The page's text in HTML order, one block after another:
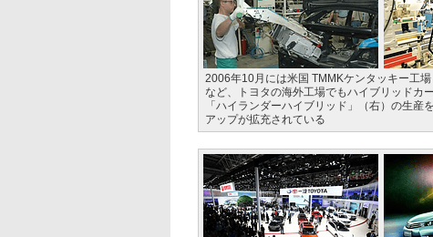
2006年10月には米国 TMMKケンタッキー工
など、トヨタの海外工場でもハイブリッドカ
「ハイランダーハイブリッド」（右）の生
アップが拡充されている